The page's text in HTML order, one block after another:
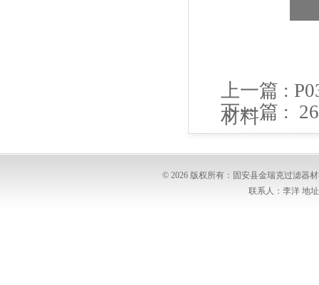
上一篇 :
材料
下一篇 :
过滤材料
© 2026 版权所有：固安县金瑞克过滤器
联系人：李洋 地